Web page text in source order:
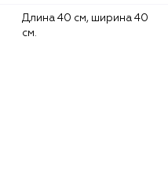
Длина 40 см, ширина 40
см.